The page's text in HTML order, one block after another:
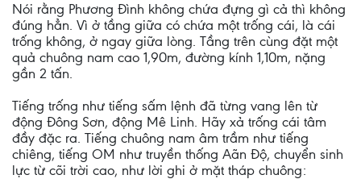
Nói rằng Phương Ðình không chứa đựng gì cả thì không
đúng hẳn. Vì ở tầng giữa có chứa một trống cái, là cái
trống không, ở ngay giữa lòng. Tầng trên cùng đặt một
quả chuông nam cao 1,90m, đường kính 1,10m, nặng
gần 2 tấn.
Tiếng trống như tiếng sấm lệnh đã từng vang lên từ
động Ðông Sơn, động Mê Linh. Hãy xả trống cái tâm
đầy đặc ra. Tiếng chuông nam âm trầm như tiếng
chiêng, tiếng OM như truyền thống Aãn Ðộ, chuyển sinh
lực từ cõi trời cao, như lời ghi ở mặt tháp chuông: